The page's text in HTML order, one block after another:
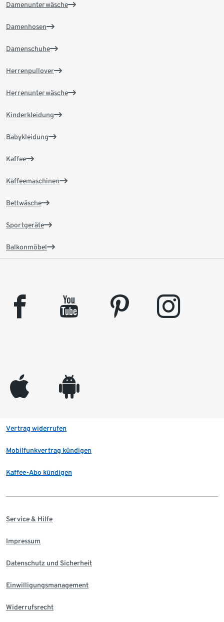
Damenunterwäsche
Damenhosen
Damenschuhe
Herrenpullover
Herrenunterwäsche
Kinderkleidung
Babykleidung
Kaffee
Kaffeemaschinen
Bettwäsche
Sportgeräte
Balkonmöbel
facebook youtube pinterest instagram
appleinc android
Vertrag widerrufen
Mobilfunkvertrag kündigen
Kaffee-Abo kündigen
Service & Hilfe
Impressum
Datenschutz und Sicherheit
Einwilligungsmanagement
Widerrufsrecht